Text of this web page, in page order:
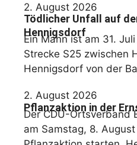
2. August 2026
Tödlicher Unfall auf
Hennigsdorf
Ein Mann ist am 31.
Strecke S25 zwischen
Hennigsdorf von der
2. August 2026
Pflanzaktion in der
Der CDU-Ortsverband
am Samstag, 8.